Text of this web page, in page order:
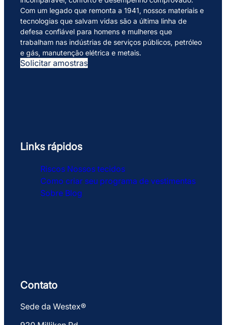
Com um legado que remonta a 1941, nossos materiais e
tecnologias que salvam vidas são a última linha de
defesa confiável para homens e mulheres que
trabalham nas indústrias de serviços públicos, petróleo
e gás, manutenção elétrica e metais.
Solicitar amostras
Links rápidos
Riscos Nossos tecidos
Como criar seu programa de vestimentas
Sobre Blog
Contato
Sede da Westex®